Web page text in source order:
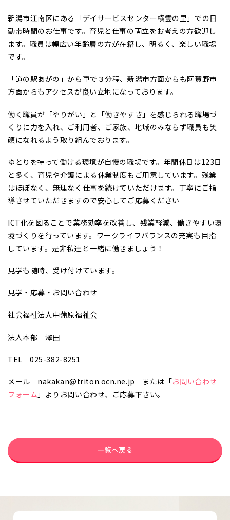
新潟市江南区にある「デイサービスセンター横雲の里」での日
勤帯時間のお仕事です。育児と仕事の両立をお考えの方歓迎し
ます。職員は幅広い年齢層の方が在籍し、明るく、楽しい職場
です。
「道の駅あがの」から車で３分程、新潟市方面からも阿賀野市
方面からもアクセスが良い立地になっております。
働く職員が「やりがい」と「働きやすさ」を感じられる職場づ
くりに力を入れ、ご利用者、ご家族、地域のみならず職員も笑
顔になれるよう取り組んでおります。
ゆとりを持って働ける環境が自慢の職場です。年間休日は123日
と多く、育児や介護による休業制度もご用意しています。残業
はほぼなく、無理なく仕事を続けていただけます。丁寧にご指
導させていただきますので安心してご応募ください
ICT化を図ることで業務効率を改善し、残業軽減、働きやすい環
境づくりを行っています。ワークライフバランスの充実も目指
しています。是非私達と一緒に働きましょう！
見学も随時、受け付けています。
見学・応募・お問い合わせ
社会福祉法人中蒲原福祉会
法人本部 澤田
TEL 025-382-8251
メール nakakan@triton.ocn.ne.jp または「お問い合わせ
フォーム 」よりお問い合わせ、ご応募下さい。
一覧へ戻る